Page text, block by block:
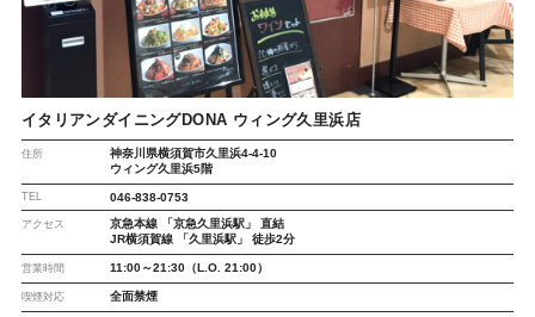
イタリアンダイニングDONA ウィング久里浜店
住所
神奈川県横須賀市久里浜4-4-10
ウィング久里浜5階
TEL 046-838-0753
アクセス
京急本線 「京急久里浜駅」 直結
JR横須賀線 「久里浜駅」 徒歩2分
営業時間 11:00～21:30（L.O. 21:00）
喫煙対応 全面禁煙